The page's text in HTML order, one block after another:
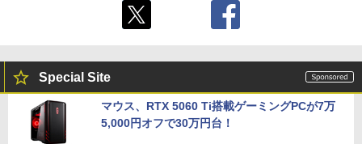
Special Site
マウス、RTX 5060 Ti搭載ゲーミングPCが7万
5,000円オフで30万円台！